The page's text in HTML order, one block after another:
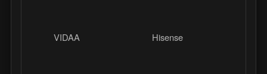
VIDAA Hisense